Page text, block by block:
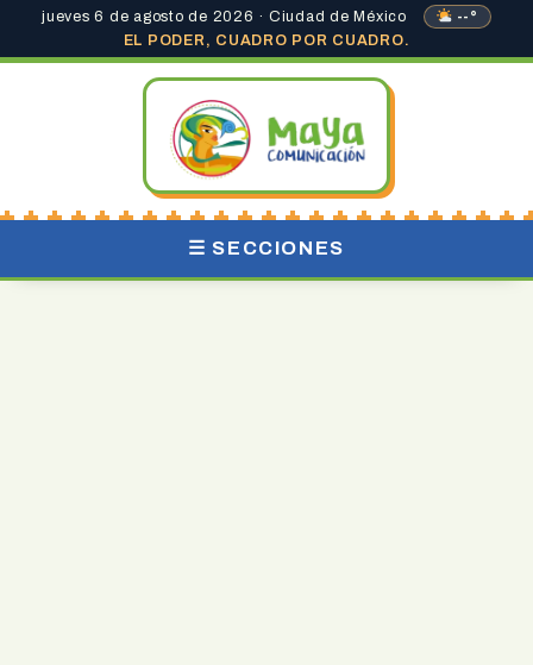
jueves 6 de agosto de 2026 · Ciudad de México
--°
EL PODER, CUADRO POR CUADRO.
☰ SECCIONES